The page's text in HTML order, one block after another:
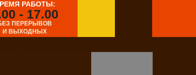
РАБОТЫ:
- 17.00
ПЕРЕРЫВОВ
И ВЫХОДНЫХ